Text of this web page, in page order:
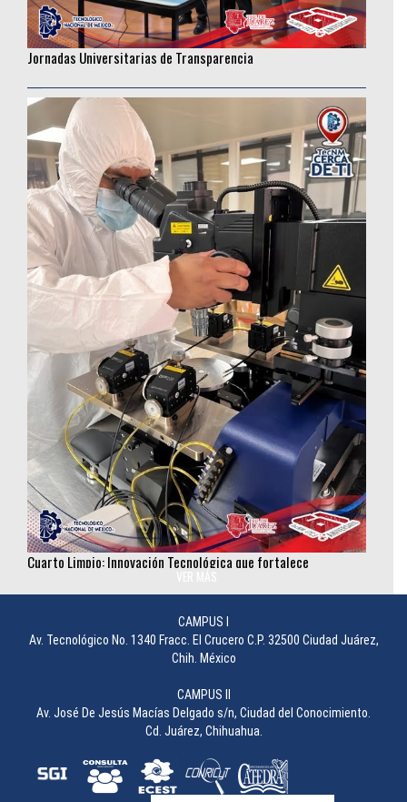
Jornadas Universitarias de Transparencia
Cuarto Limpio: Innovación Tecnológica que fortalece
investigación en semiconductores
CAMPUS I
Av. Tecnológico No. 1340 Fracc. El Crucero C.P. 32500 Ciudad Juárez,
Chih. México
CAMPUS II
Av. José De Jesús Macías Delgado s/n, Ciudad del Conocimiento.
Cd. Juárez, Chihuahua.